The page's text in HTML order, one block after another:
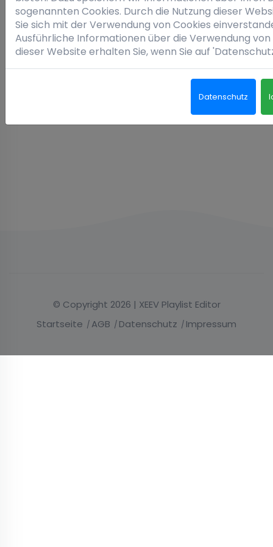
sogenannten Cookies. Durch die Nutzung dieser
Sie sich mit der Verwendung von Cookies
Ausführliche Informationen über die Verwendung von
dieser Website erhalten Sie, wenn Sie auf
Datenschutz
Die Europäische Kommission stellt unter
http://ec.europa.eu/consumers/odr/eine Plattform zur
© Copyright 2026 | XEEV Playlist Editor
Startseite
AGB Datenschutz Impressum